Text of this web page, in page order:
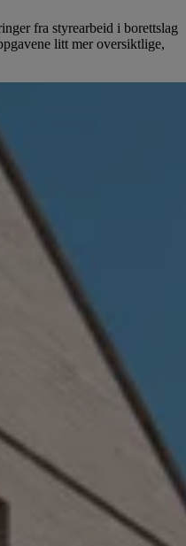
fra styrearbeid i borettslag
litt mer oversiktlige,